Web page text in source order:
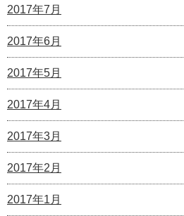
2017年7月
2017年6月
2017年5月
2017年4月
2017年3月
2017年2月
2017年1月